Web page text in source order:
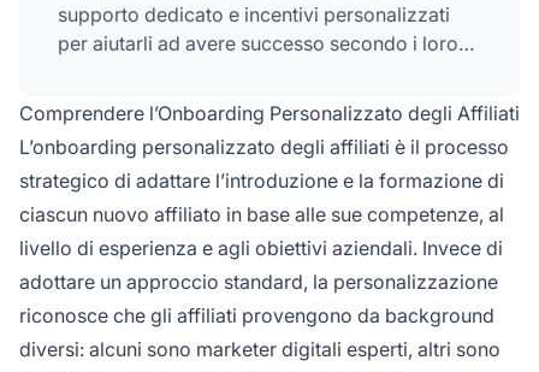
supporto dedicato e incentivi personalizzati
per aiutarli ad avere successo secondo i loro
Comprendere l’Onboarding Personalizzato degli Affiliati
L’onboarding personalizzato degli affiliati è il processo
strategico di adattare l’introduzione e la formazione di
ciascun nuovo affiliato in base alle sue competenze, al
livello di esperienza e agli obiettivi aziendali. Invece di
adottare un approccio standard, la personalizzazione
riconosce che gli affiliati provengono da background
diversi: alcuni sono marketer digitali esperti, altri sono